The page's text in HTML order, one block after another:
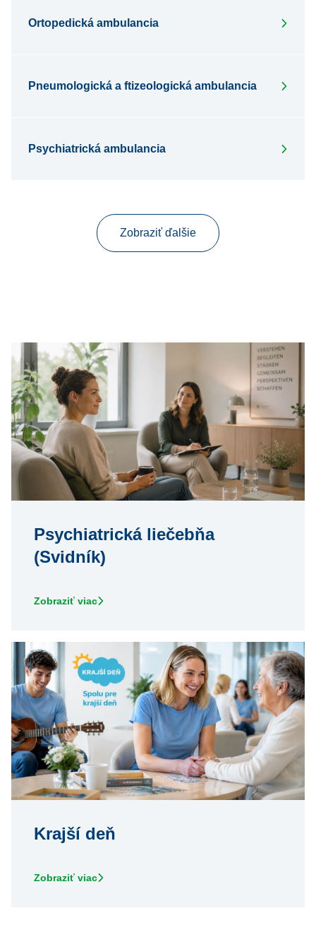
Ortopedická ambulancia
Pneumologická a ftizeologická ambulancia
Psychiatrická ambulancia
Zobraziť ďalšie
Psychiatrická liečebňa
(Svidník)
Zobraziť viac
Krajší deň
Zobraziť viac